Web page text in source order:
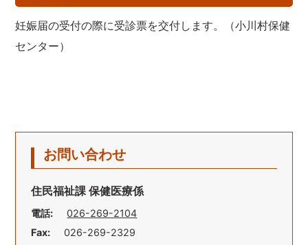
妊娠届の受付の際に受診票を交付します。（小川村保健
センター）
お問い合わせ
住民福祉課 保健医療係
電話:
026-269-2104
Fax:
026-269-2329